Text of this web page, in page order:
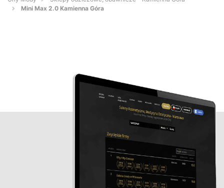
Mini Max 2.0 Kamienna Góra